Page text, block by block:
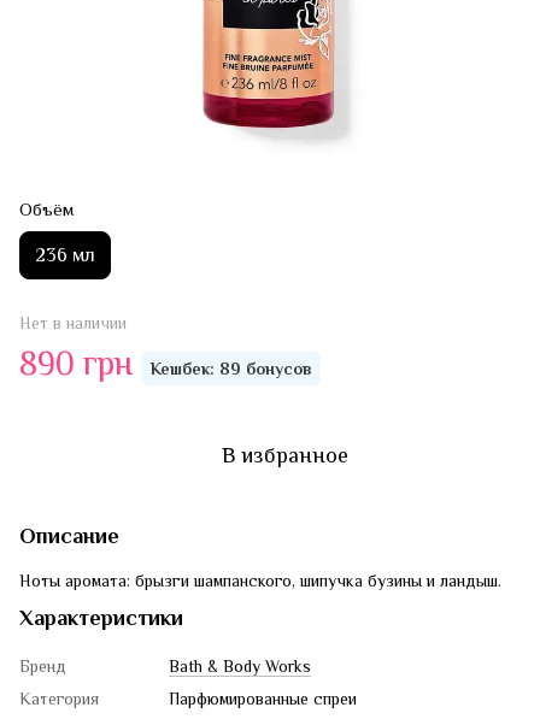
Объём
236 мл
Нет в наличии
890 грн Кешбек: 89 бонусов
В избранное
Описание
Ноты аромата: брызги шампанского, шипучка бузины и ландыш.
Характеристики
Бренд
Bath & Body Works
Категория
Парфюмированные спреи